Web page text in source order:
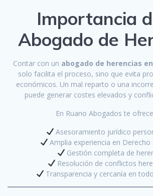
Importancia
Abogado de
Contar con un abogado de herencias
solo facilita el proceso, sino que evita
económicos. Un mal reparto o una
puede generar costes elevados y
En Ruano Abogados te
Asesoramiento jurídico
Amplia experiencia en Derecho
Gestión completa de
Resolución de conflictos
Transparencia y cercanía en